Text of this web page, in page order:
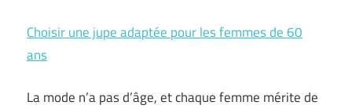
Choisir une jupe adaptée pour les femmes de 60
ans
La mode n’a pas d’âge, et chaque femme mérite de